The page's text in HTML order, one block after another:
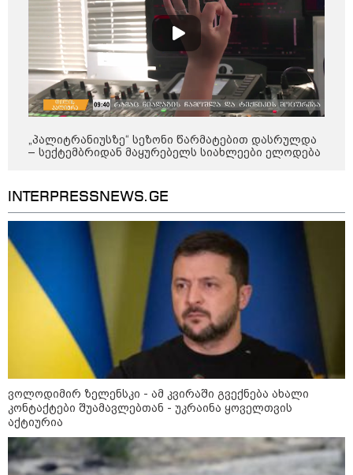
კატეგორიის ყველა სიახლე
მილიარდიანი იმპერიები მოედნის
სპორტსმენები
ანაკლიის პორტის საზღვაო
ინფრასტრუქტურის ძირითადი
პარამეტრები დაკორექტირდა - რა
წერია გზშ-ის ანგარიშში
უნცია ოქრო დღიურად 101
დოლარით გაძვირდა - რა ღირს
„პალიტრანიუსზე“ სეზონი წარმატებით დასრულდა
– სექტემბრიდან მაყურებელს სიახლეები ელოდება
INTERPRESSNEWS.GE
ვოლოდიმირ ზელენსკი - ამ კვირაში გვექნება ახალი
კონტაქტები შუამავლებთან - უკრაინა ყოველთვის
აქტიურია